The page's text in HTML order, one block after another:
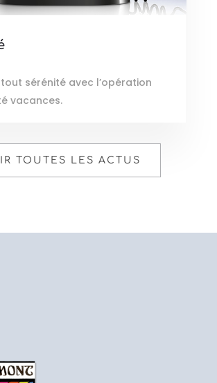
sérénité avec l’opération
vacances.
TOUTES LES ACTUS